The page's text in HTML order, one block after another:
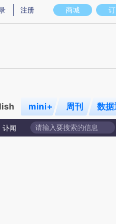
在偏差。不代表财新观点和立场。推
商城
注册
mini+ 周刊 数据
讣闻